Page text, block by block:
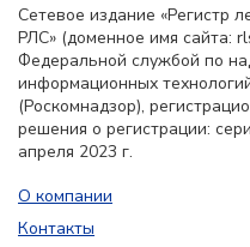
Сетевое издание «Регистр
РЛС» (доменное имя сайта:
Федеральной службой по
информационных
(Роскомнадзор),
решения о регистрации:
апреля 2023 г.
О компании
Контакты